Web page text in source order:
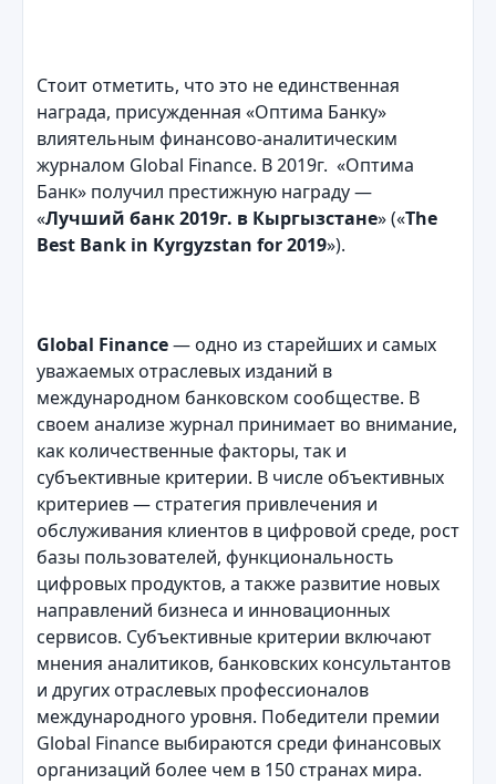
Стоит отметить, что это не единственная
награда, присужденная «Оптима Банку»
влиятельным финансово-аналитическим
журналом Global Finance. В 2019г. «Оптима
Банк» получил престижную награду —
«Лучший банк 2019г. в Кыргызстане» («The
Best Bank in Kyrgyzstan for 2019»).
Global Finance— одно из старейших и самых
уважаемых отраслевых изданий в
международном банковском сообществе. В
своем анализе журнал принимает во внимание,
как количественные факторы, так и
субъективные критерии. В числе объективных
критериев — стратегия привлечения и
обслуживания клиентов в цифровой среде, рост
базы пользователей, функциональность
цифровых продуктов, а также развитие новых
направлений бизнеса и инновационных
сервисов. Субъективные критерии включают
мнения аналитиков, банковских консультантов
и других отраслевых профессионалов
международного уровня. Победители премии
Global Finance выбираются среди финансовых
организаций более чем в 150 странах мира.